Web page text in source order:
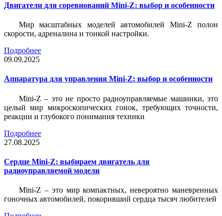
Двигатели для соревнований Mini-Z: выбор и особенности
Мир масштабных моделей автомобилей Mini-Z полон
скорости, адреналина и тонкой настройки.
Подробнее
09.09.2025
Аппаратура для управления Mini-Z: выбор и особенности
Mini-Z – это не просто радиоуправляемые машинки, это
целый мир микроскопических гонок, требующих точности,
реакции и глубокого понимания техники
Подробнее
27.08.2025
Сердце Mini-Z: выбираем двигатель для
радиоуправляемой модели
Mini-Z – это мир компактных, невероятно маневренных
гоночных автомобилей, покоривший сердца тысяч любителей